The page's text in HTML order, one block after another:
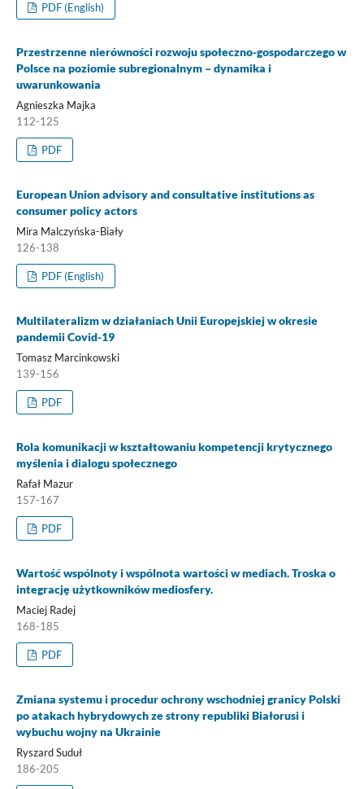
PDF (English)
Przestrzenne nierówności rozwoju społeczno-gospodarczego w
Polsce na poziomie subregionalnym – dynamika i
uwarunkowania
Agnieszka Majka
112-125
PDF
European Union advisory and consultative institutions as
consumer policy actors
Mira Malczyńska-Biały
126-138
PDF (English)
Multilateralizm w działaniach Unii Europejskiej w okresie
pandemii Covid-19
Tomasz Marcinkowski
139-156
PDF
Rola komunikacji w kształtowaniu kompetencji krytycznego
myślenia i dialogu społecznego
Rafał Mazur
157-167
PDF
Wartość wspólnoty i wspólnota wartości w mediach. Troska o
integrację użytkowników mediosfery.
Maciej Radej
168-185
PDF
Zmiana systemu i procedur ochrony wschodniej granicy Polski
po atakach hybrydowych ze strony republiki Białorusi i
wybuchu wojny na Ukrainie
Ryszard Suduł
186-205